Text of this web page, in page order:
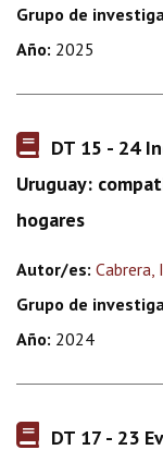
Grupo de
Año: 2025
DT 15 - 24
Uruguay:
hogares
Autor/es: Cabrera,
Grupo de
Año: 2024
DT 17 - 23